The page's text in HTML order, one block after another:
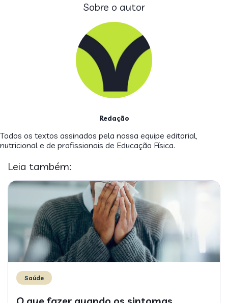
Sobre o autor
Redação
Todos os textos assinados pela nossa equipe editorial,
nutricional e de profissionais de Educação Física.
Leia também:
Saúde